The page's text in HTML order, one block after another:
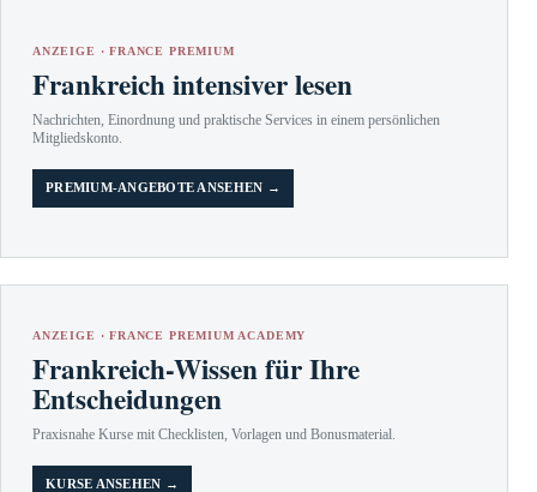
ANZEIGE · FRANCE PREMIUM
Frankreich intensiver lesen
Nachrichten, Einordnung und praktische Services in einem persönlichen
Mitgliedskonto.
PREMIUM-ANGEBOTE ANSEHEN →
ANZEIGE · FRANCE PREMIUM ACADEMY
Frankreich-Wissen für Ihre
Entscheidungen
Praxisnahe Kurse mit Checklisten, Vorlagen und Bonusmaterial.
KURSE ANSEHEN →